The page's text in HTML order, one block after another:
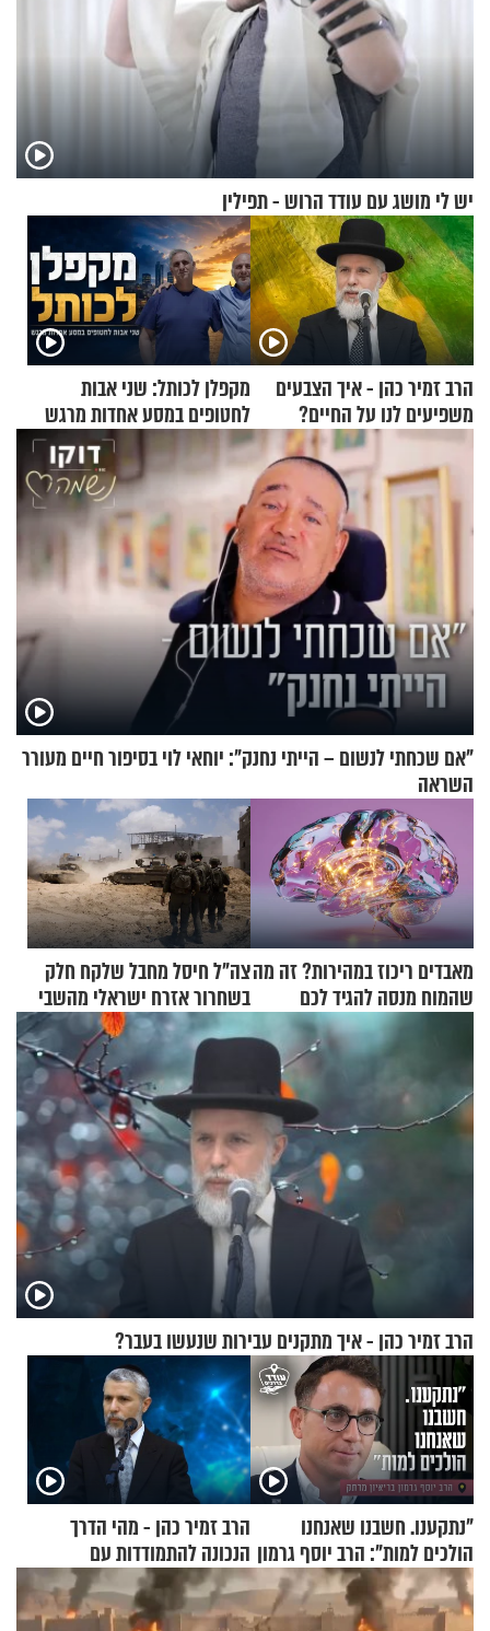
יש לי מושג עם עודד הרוש - תפילין
הרב זמיר כהן - איך הצבעים
משפיעים לנו על החיים?
מקפלן לכותל: שני אבות
לחטופים במסע אחדות מרגש
"אם שכחתי לנשום – הייתי נחנק": יוחאי לוי בסיפור חיים מעורר
השראה
מאבדים ריכוז במהירות? זה מה
שהמוח מנסה להגיד לכם
צה"ל חיסל מחבל שלקח חלק
בשחרור אזרח ישראלי מהשבי
הרב זמיר כהן - איך מתקנים עבירות שנעשו בעבר?
"נתקענו. חשבנו שאנחנו
הולכים למות": הרב יוסף גרמון
בריאיון מרתק
הרב זמיר כהן - מהי הדרך
הנכונה להתמודדות עם
אסונות?